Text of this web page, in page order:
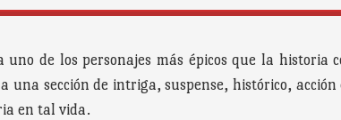
uno de los personajes más épicos que la
una sección de intriga, suspense, histórico,
en tal vida.